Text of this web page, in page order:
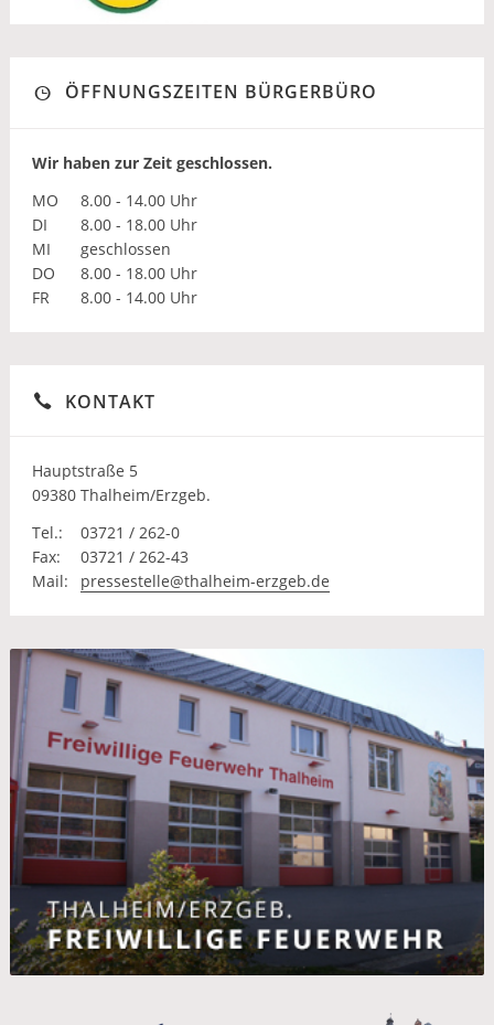
ÖFFNUNGSZEITEN BÜRGERBÜRO
Wir haben zur Zeit geschlossen.
MO
8.00 - 14.00 Uhr
DI
8.00 - 18.00 Uhr
MI
geschlossen
DO
8.00 - 18.00 Uhr
FR
8.00 - 14.00 Uhr
KONTAKT
Hauptstraße 5
09380 Thalheim/Erzgeb.
Tel.:
03721 / 262-0
Fax:
03721 / 262-43
Mail:
pressestelle@thalheim-erzgeb.de